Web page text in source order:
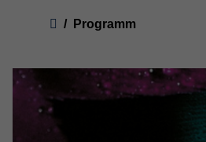
Programm